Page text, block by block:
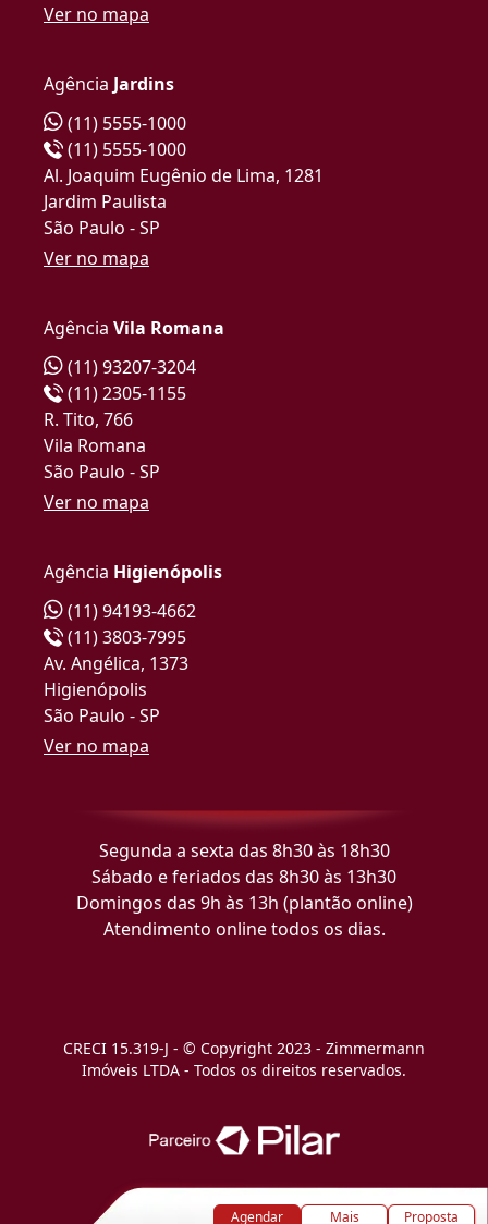
Agendar Mais Proposta
Ver no mapa
Agência Jardins
(11) 5555-1000
(11) 5555-1000
Al. Joaquim Eugênio de Lima, 1281
Jardim Paulista
São Paulo - SP
Ver no mapa
Agência Vila Romana
(11) 93207-3204
(11) 2305-1155
R. Tito, 766
Vila Romana
São Paulo - SP
Ver no mapa
Agência Higienópolis
(11) 94193-4662
(11) 3803-7995
Av. Angélica, 1373
Higienópolis
São Paulo - SP
Ver no mapa
Segunda a sexta das 8h30 às 18h30
Sábado e feriados das 8h30 às 13h30
Domingos das 9h às 13h (plantão online)
Atendimento online todos os dias.
CRECI 15.319-J - © Copyright 2023 - Zimmermann
Imóveis LTDA - Todos os direitos reservados.